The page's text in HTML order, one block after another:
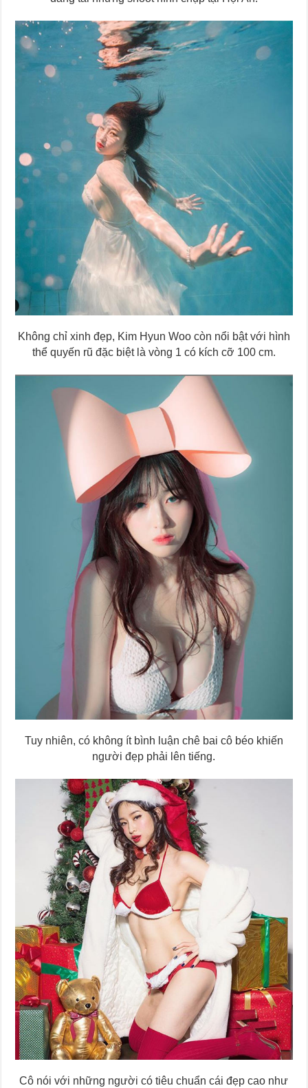
Không chỉ xinh đẹp, Kim Hyun Woo còn nổi bật với hình
thể quyến rũ đặc biệt là vòng 1 có kích cỡ 100 cm.
Tuy nhiên, có không ít bình luận chê bai cô béo khiến
người đẹp phải lên tiếng.
Cô nói với những người có tiêu chuẩn cái đẹp cao như